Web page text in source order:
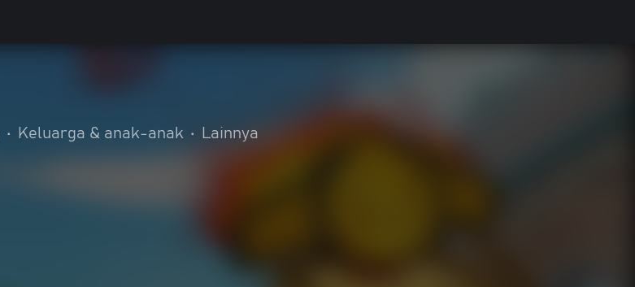
• Keluarga & anak-anak • Lainnya